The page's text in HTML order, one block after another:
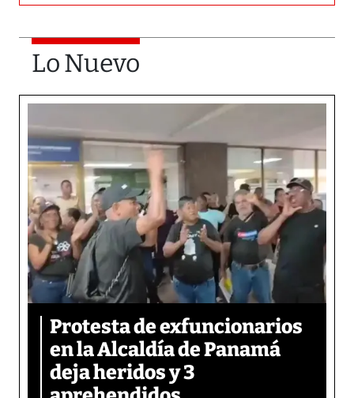
Lo Nuevo
Protesta de exfuncionarios
en la Alcaldía de Panamá
deja heridos y 3